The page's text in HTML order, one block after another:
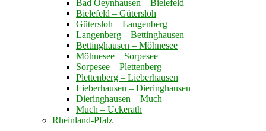
Bad Oeynhausen – Bielefeld
Bielefeld – Gütersloh
Gütersloh – Langenberg
Langenberg – Bettinghausen
Bettinghausen – Möhnesee
Möhnesee – Sorpesee
Sorpesee – Plettenberg
Plettenberg – Lieberhausen
Lieberhausen – Dieringhausen
Dieringhausen – Much
Much – Uckerath
Rheinland-Pfalz